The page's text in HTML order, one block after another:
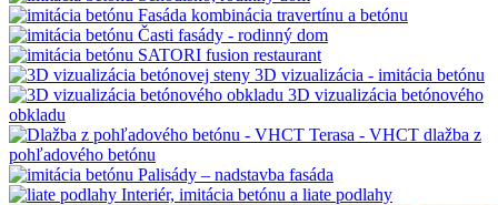
Fasáda kombinácia travertínu a betónu
Časti fasády - rodinný dom
SATORI fusion restaurant
3D vizualizácia - imitácia betónu
3D vizualizácia betónového
obkladu
Terasa - VHCT dlažba z
pohľadového betónu
Palisády – nadstavba fasáda
Interiér, imitácia betónu a liate podlahy